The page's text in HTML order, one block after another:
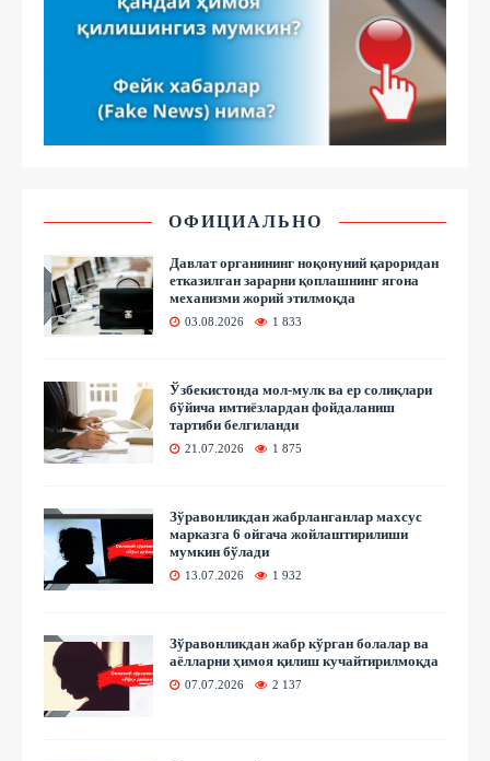
ОФИЦИАЛЬНО
Давлат органининг ноқонуний қароридан
етказилган зарарни қоплашнинг ягона
механизми жорий этилмоқда
03.08.2026 1 833
Ўзбекистонда мол-мулк ва ер солиқлари
бўйича имтиёзлардан фойдаланиш
тартиби белгиланди
21.07.2026 1 875
Зўравонликдан жабрланганлар махсус
марказга 6 ойгача жойлаштирилиши
мумкин бўлади
13.07.2026 1 932
Зўравонликдан жабр кўрган болалар ва
аёлларни ҳимоя қилиш кучайтирилмоқда
07.07.2026 2 137